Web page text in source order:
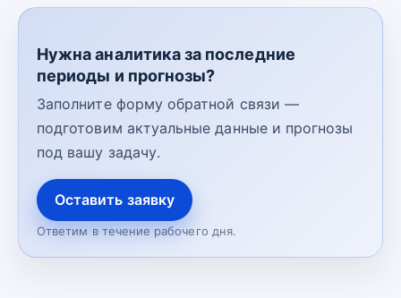
Нужна аналитика за последние
периоды и прогнозы?
Заполните форму обратной связи —
подготовим актуальные данные и прогнозы
под вашу задачу.
Оставить заявку
Ответим в течение рабочего дня.